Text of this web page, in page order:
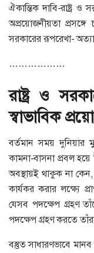
ঐকান্তিক দাবি-রাষ্ট্র ও
অপ্রয়োজনীয়তা
সরকারের রূপরেখা-
………………
রাষ্ট্র ও
স্বাভাবিক
বর্তমান সময় দুনিয়ার
কামনা-বাসনা প্রবল
অবস্থায়ই থাকুক না কেন,
কার্যকর করার লক্ষ্যে
যেসব পদক্ষেপ গ্রহণ
পদক্ষেপ গ্রহণ করতে
বস্তুত সাধারণভাবে